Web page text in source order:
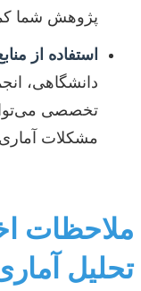
پژوهش شما
استفاده از
دانشگاهی،
تخصصی
مشکلات آماری
ملاحظات
تحلیل